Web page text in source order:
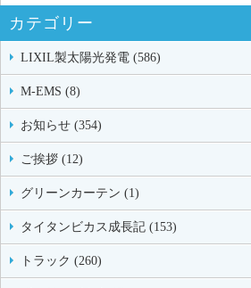
カテゴリー
LIXIL製太陽光発電 (586)
M-EMS (8)
お知らせ (354)
ご挨拶 (12)
グリーンカーテン (1)
タイタンビカス成長記 (153)
トラック (260)